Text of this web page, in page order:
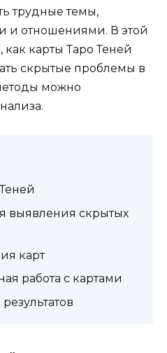
трудные темы,
и отношениями. В этой
карты Таро Теней
скрытые проблемы в
можно
выявления скрытых
карт
работа с картами